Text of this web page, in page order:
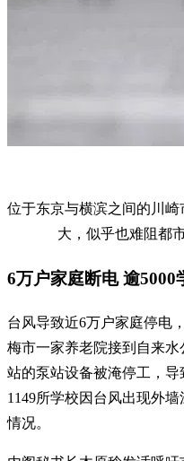
位于东京与横滨之间的川
大，似乎也难阻都
6万户家庭断电 逾5000
台风导致近6万户家庭停电
梅市一家养老院接到自来
站的泵站设备被淹停工，
1149所学校因台风出现外
情况。